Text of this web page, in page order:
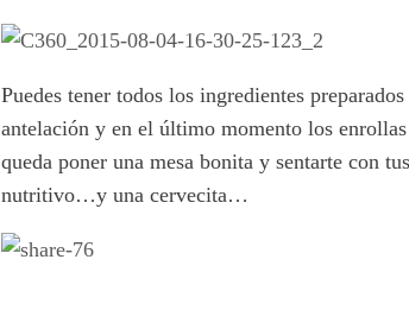
Puedes tener todos los ingredientes
antelación y en el último momento los
queda poner una mesa bonita y sentarte con
nutritivo…y una cervecita…